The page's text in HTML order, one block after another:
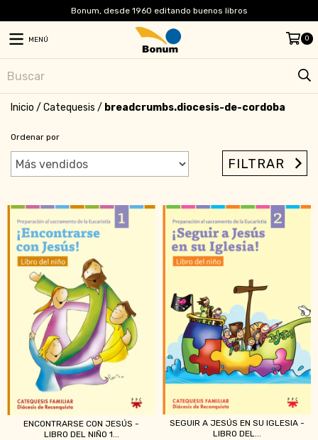
Bonum, desde 1960 editando buenos libros
MENÚ 0
Inicio / Catequesis / breadcrumbs.diocesis-de-cordoba
Ordenar por
FILTRAR
ENCONTRARSE CON JESÚS -
LIBRO DEL NIÑO 1...
SEGUIR A JESÚS EN SU IGLESIA -
LIBRO DEL...